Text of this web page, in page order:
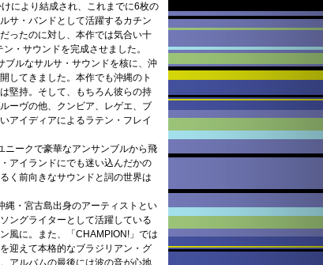
により結成され、これまでに6枚の
サ・バンドとして活躍するカチン
ったのに対し、本作では気合い十
・サウンドを完成させました。
ブルなサルサ・サウンドを核に、沖
してきました。本作でも沖縄のト
堅持。そして、もちろん彼らの持
ーヴの他、クンビア、レゲエ、ブ
アイディアによるラテン・フレイ
ニークで豪華なアンサンブルから飛
アイランドにでも迷い込んだかの
く前向きなサウンドと詞の世界は
縄・宮古島出身のアーティストとい
ングライターとして活躍している
風に。また、「CHAMPION!」では
迎えて本格的なブラジリアン・グ
アルバムの最後には波の音が心地